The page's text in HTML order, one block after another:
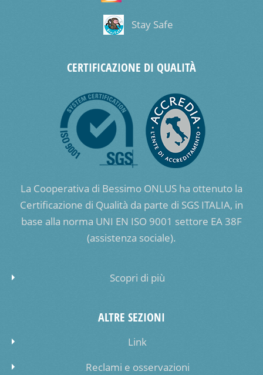
Stay Safe
CERTIFICAZIONE DI QUALITÀ
La Cooperativa di Bessimo ONLUS ha ottenuto la
Certificazione di Qualità da parte di SGS ITALIA, in
base alla norma UNI EN ISO 9001 settore EA 38F
(assistenza sociale).
Scopri di più
ALTRE SEZIONI
Link
Reclami e osservazioni